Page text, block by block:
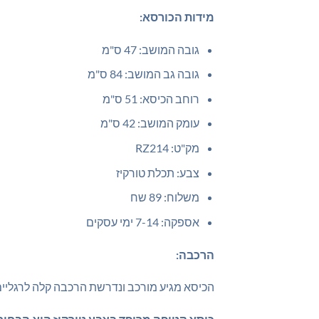
מידות הכורסא:
גובה המושב: 47 ס"מ
גובה גב המושב: 84 ס"מ
רוחב הכיסא: 51 ס"מ
עומק המושב: 42 ס"מ
מק"ט: RZ214
צבע: תכלת טורקיז
משלוח: 89 שח
אספקה: 7-14 ימי עסקים
הרכבה:
הכיסא מגיע מורכב ונדרשת הרכבה קלה